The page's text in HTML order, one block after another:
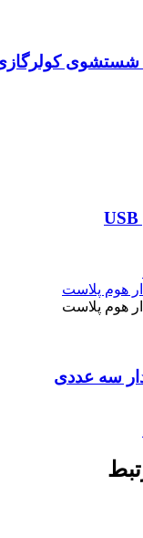
سه عددی